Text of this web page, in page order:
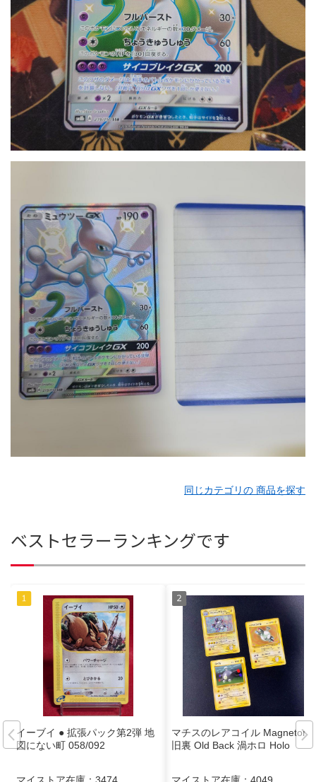
同じカテゴリの 商品を探す
ベストセラーランキングです
イーブイ ● 拡張パック第2弾 地
図にない町 058/092
マチスのレアコイル Magneton
旧裏 Old Back 渦ホロ Holo